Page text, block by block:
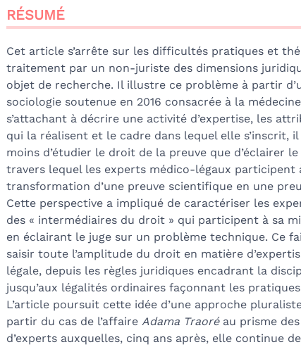
Index
Plan
Texte
Bibliographie
Notes
Citer cet article
Auteur
RÉSUMÉ
Cet article s’arrête sur les difficultés pratiques et
traitement par un non-juriste des dimensions
objet de recherche. Il illustre ce problème à partir
sociologie soutenue en 2016 consacrée à la
s’attachant à décrire une activité d’expertise, les
qui la réalisent et le cadre dans lequel elle s’inscrit, il
moins d’étudier le droit de la preuve que d’éclairer
travers lequel les experts médico-légaux participent
transformation d’une preuve scientifique en une
Cette perspective a impliqué de caractériser les
des « intermédiaires du droit » qui participent à sa
en éclairant le juge sur un problème technique. Ce
saisir toute l’amplitude du droit en matière
légale, depuis les règles juridiques encadrant la
jusqu’aux légalités ordinaires façonnant les
L’article poursuit cette idée d’une approche
partir du cas de l’affaire Adama Traoréau prisme
d’experts auxquelles, cinq ans après, elle continue